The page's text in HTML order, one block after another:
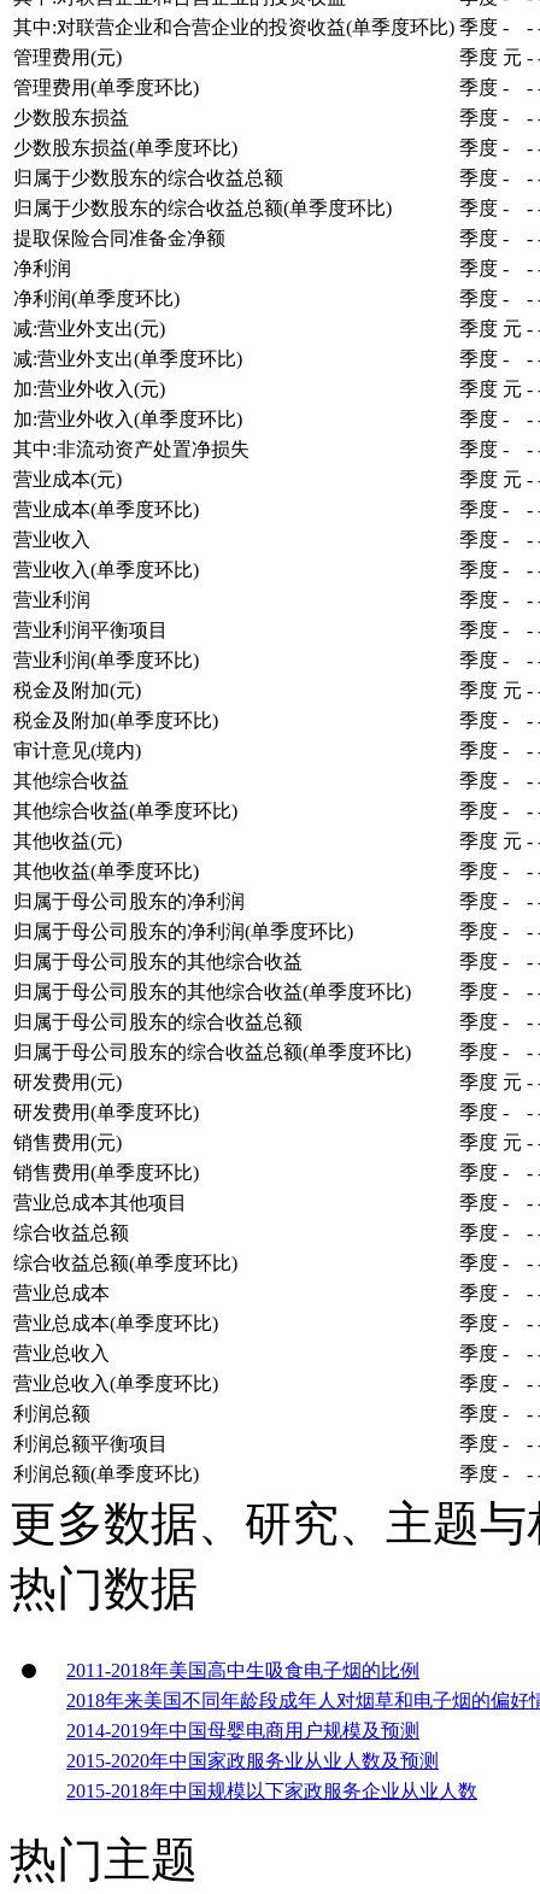
其中:对联营企业和合营企业的投资收益(单季度环比) 季度 - -
管理费用(元)
季度 元 -
管理费用(单季度环比)
季度 - -
少数股东损益
季度 - -
少数股东损益(单季度环比)
季度 - -
归属于少数股东的综合收益总额
季度 - -
归属于少数股东的综合收益总额(单季度环比)
季度 - -
提取保险合同准备金净额
季度 - -
净利润
季度 - -
净利润(单季度环比)
季度 - -
减:营业外支出(元)
季度 元 -
减:营业外支出(单季度环比)
季度 - -
加:营业外收入(元)
季度 元 -
加:营业外收入(单季度环比)
季度 - -
其中:非流动资产处置净损失
季度 - -
营业成本(元)
季度 元 -
营业成本(单季度环比)
季度 - -
营业收入
季度 - -
营业收入(单季度环比)
季度 - -
营业利润
季度 - -
营业利润平衡项目
季度 - -
营业利润(单季度环比)
季度 - -
税金及附加(元)
季度 元 -
税金及附加(单季度环比)
季度 - -
审计意见(境内)
季度 - -
其他综合收益
季度 - -
其他综合收益(单季度环比)
季度 - -
其他收益(元)
季度 元 -
其他收益(单季度环比)
季度 - -
归属于母公司股东的净利润
季度 - -
归属于母公司股东的净利润(单季度环比)
季度 - -
归属于母公司股东的其他综合收益
季度 - -
归属于母公司股东的其他综合收益(单季度环比)
季度 - -
归属于母公司股东的综合收益总额
季度 - -
归属于母公司股东的综合收益总额(单季度环比)
季度 - -
研发费用(元)
季度 元 -
研发费用(单季度环比)
季度 - -
销售费用(元)
季度 元 -
销售费用(单季度环比)
季度 - -
营业总成本其他项目
季度 - -
综合收益总额
季度 - -
综合收益总额(单季度环比)
季度 - -
营业总成本
季度 - -
营业总成本(单季度环比)
季度 - -
营业总收入
季度 - -
营业总收入(单季度环比)
季度 - -
利润总额
季度 - -
利润总额平衡项目
季度 - -
利润总额(单季度环比)
季度 - -
更多数据、研究、主题
热门数据
2011-2018年美国高中生吸食电子烟的比例
2018年来美国不同年龄段成年人对烟草和电子烟的偏好
2014-2019年中国母婴电商用户规模及预测
2015-2020年中国家政服务业从业人数及预测
2015-2018年中国规模以下家政服务企业从业人数
热门主题